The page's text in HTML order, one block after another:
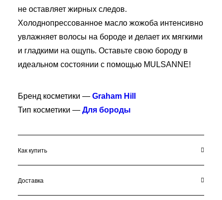
не оставляет жирных следов.
Холоднопрессованное масло жожоба интенсивно
увлажняет волосы на бороде и делает их мягкими
и гладкими на ощупь. Оставьте свою бороду в
идеальном состоянии с помощью MULSANNE!
Бренд косметики — Graham Hill
Тип косметики — Для бороды
Как купить
Доставка